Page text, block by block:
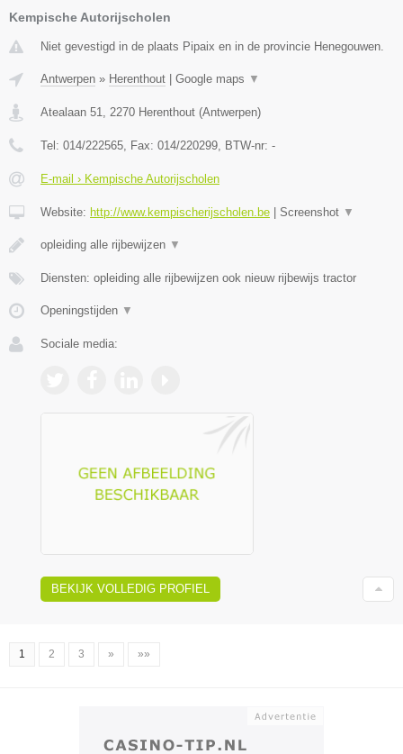
Kempische Autorijscholen
Niet gevestigd in de plaats Pipaix en in de provincie Henegouwen.
Antwerpen » Herenthout | Google maps ▼
Atealaan 51 2270 Herenthout (Antwerpen)
Tel: 014/222565 , Fax: 014/220299 , BTW-nr: -
E-mail › Kempische Autorijscholen
Website: http://www.kempischerijscholen.be | Screenshot ▼
opleiding alle rijbewijzen ▼
Diensten: opleiding alle rijbewijzen ook nieuw rijbewijs tractor
Openingstijden ▼
Sociale media:
BEKIJK VOLLEDIG PROFIEL
1 2 3 » »»